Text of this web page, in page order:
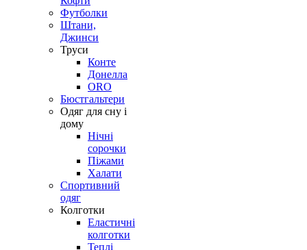
Футболки
Штани,
Джинси
Труси
Конте
Донелла
ORO
Бюстгальтери
Одяг для сну і
дому
Нічні
сорочки
Піжами
Халати
Спортивний
одяг
Колготки
Еластичні
колготки
Теплі